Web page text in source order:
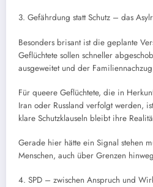
3. Gefährdung statt Schutz – das
Besonders brisant ist die geplante
Geflüchtete sollen schneller
ausgeweitet und der
Für queere Geflüchtete, die in
Iran oder Russland verfolgt werden,
klare Schutzklauseln bleibt ihre
Gerade hier hätte ein Signal stehen
Menschen, auch über Grenzen
4. SPD – zwischen Anspruch und